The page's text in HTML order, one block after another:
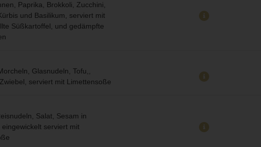
Paprika, Brokkoli, Zucchini,
und Basilikum, serviert mit
Süßkartoffel, und gedämpfte
Glasnudeln, Tofu,,
serviert mit Limettensoße
Salat, Sesam in
eingewickelt serviert mit